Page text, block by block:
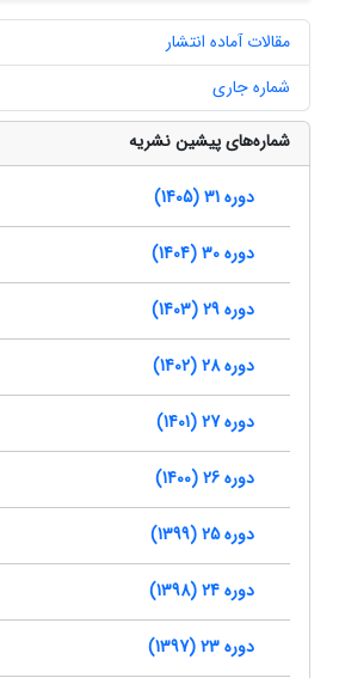
مقالات آماده انتشار
شماره جاری
شماره‌های پیشین نشریه
دوره 31 (1405)
دوره 30 (1404)
دوره 29 (1403)
دوره 28 (1402)
دوره 27 (1401)
دوره 26 (1400)
دوره 25 (1399)
دوره 24 (1398)
دوره 23 (1397)